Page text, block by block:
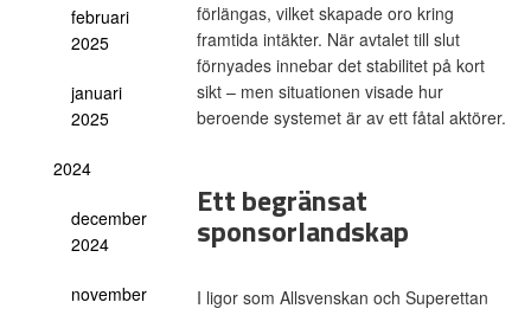
februari
2025
januari
2025
2024
december
2024
november
förlängas, vilket skapade oro kring
framtida intäkter. När avtalet till slut
förnyades innebar det stabilitet på kort
sikt – men situationen visade hur
beroende systemet är av ett fåtal aktörer.
Ett begränsat
sponsorlandskap
I ligor som Allsvenskan och Superettan